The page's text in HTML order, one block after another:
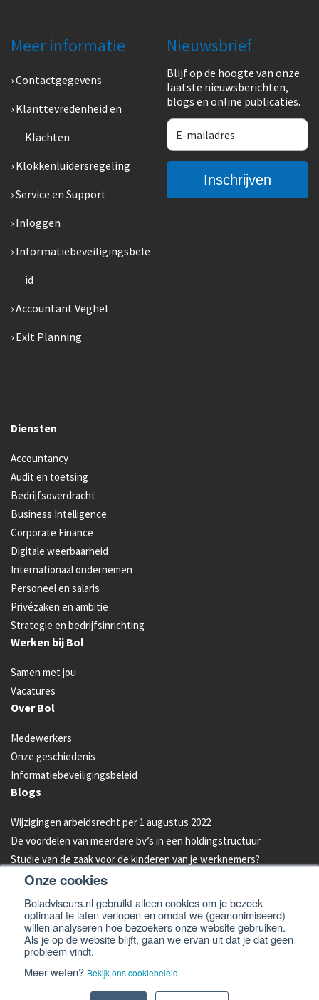
Onze cookies
Boladviseurs.nl gebruikt alleen cookies om je bezoek
optimaal te laten verlopen en omdat we (geanonimiseerd)
willen analyseren hoe bezoekers onze website gebruiken.
Als je op de website blijft, gaan we ervan uit dat je dat geen
probleem vindt.
Meer weten? Bekijk ons cookiebeleid.
Meer informatie
Contactgegevens
Klanttevredenheid en
Klachten
Klokkenluidersregeling
Service en Support
Inloggen
Informatiebeveiligingsbele
id
Accountant Veghel
Exit Planning
Nieuwsbrief
Blijf op de hoogte van onze
laatste nieuwsberichten,
blogs en online publicaties.
Diensten
Accountancy
Audit en toetsing
Bedrijfsoverdracht
Business Intelligence
Corporate Finance
Digitale weerbaarheid
Internationaal ondernemen
Personeel en salaris
Privézaken en ambitie
Strategie en bedrijfsinrichting
Werken bij Bol
Samen met jou
Vacatures
Over Bol
Medewerkers
Onze geschiedenis
Informatiebeveiligingsbeleid
Blogs
Wijzigingen arbeidsrecht per 1 augustus 2022
De voordelen van meerdere bv’s in een holdingstructuur
Studie van de zaak voor de kinderen van je werknemers?
Energielabel C vanaf 2023 verplicht voor kantoren
Aandelen van je bedrijf overdragen aan je kind: hoe werkt dat?
Bleeders omzetten in feeders: zo doe je dat!
© 2026 - Bol Adviseurs Algemene voorwaarden